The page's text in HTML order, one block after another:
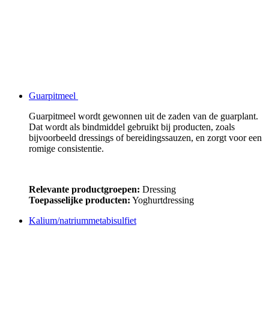
Guarpitmeel
Guarpitmeel wordt gewonnen uit de zaden van de guarplant.
Dat wordt als bindmiddel gebruikt bij producten, zoals
bijvoorbeeld dressings of bereidingssauzen, en zorgt voor een
romige consistentie.
Relevante productgroepen: Dressing
Toepasselijke producten: Yoghurtdressing
Kalium/natriummetabisulfiet